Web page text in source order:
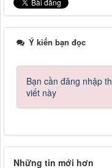
Ý kiến bạn đọc
Bạn cần đăng nhập
viết này
Những tin mới hơn